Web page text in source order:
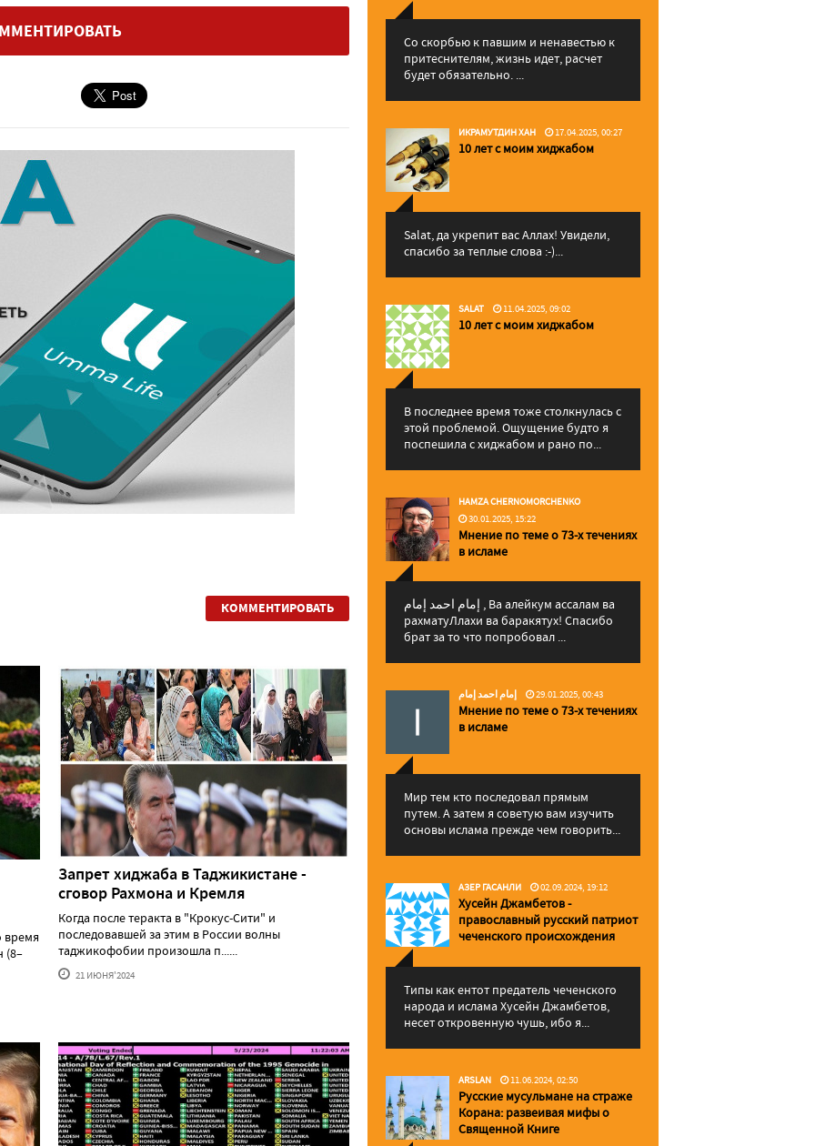
КОММЕНТИРОВАТЬ
время
(8–
Запрет хиджаба в Таджикистане -
сговор Рахмона и Кремля
Когда после теракта в "Крокус-Сити" и
последовавшей за этим в России волны
таджикофобии произошла п......
21 ИЮНЯ'2024
Со скорбью к павшим и ненавестью к
притеснителям, жизнь идет, расчет
будет обязательно. ...
ИКРАМУТДИН ХАН 17.04.2025, 00:27
10 лет с моим хиджабом
Salat, да укрепит вас Аллаx! Увидели,
спасибо за теплые слова :-)...
SALAT 11.04.2025, 09:02
10 лет с моим хиджабом
В последнее время тоже столкнулась с
этой проблемой. Ощущение будто я
поспешила с хиджабом и рано по...
HAMZA CHERNOMORCHENKO
30.01.2025, 15:22
Мнение по теме о 73-х течениях
в исламе
إمام احمد إمام , Ва алейкум ассалам ва
рахматуЛлахи ва баракятух! Спасибо
брат за то что попробовал ...
إمام احمد إمام 29.01.2025, 00:43
Мнение по теме о 73-х течениях
в исламе
Мир тем кто последовал прямым
путем. А затем я советую вам изучить
основы ислама прежде чем говорить...
АЗЕР ГАСАНЛИ 02.09.2024, 19:12
Хусейн Джамбетов -
православный русский патриот
чеченского происхождения
Типы как ентот предатель чеченского
народа и ислама Хусейн Джамбетов,
несет откровенную чушь, ибо я...
ARSLAN 11.06.2024, 02:50
Русские мусульмане на страже
Корана: pазвеивая мифы о
Священной Книге